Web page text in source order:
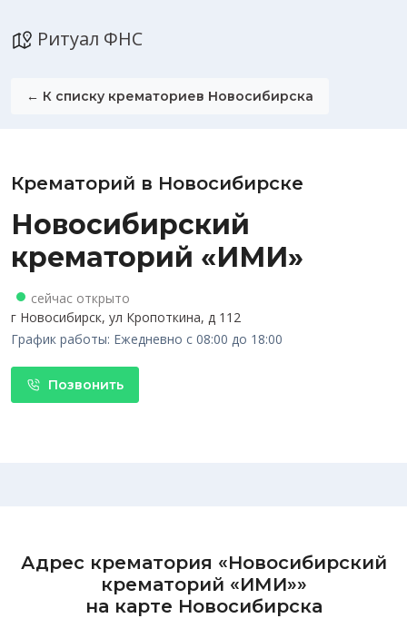
Ритуал ФНС
← К списку крематориев Новосибирска
Крематорий в Новосибирске
Новосибирский
крематорий «ИМИ»
сейчас открыто
г Новосибирск, ул Кропоткина, д 112
График работы: Ежедневно с 08:00 до 18:00
Позвонить
Адрес крематория «Новосибирский
крематорий «ИМИ»»
на карте Новосибирска